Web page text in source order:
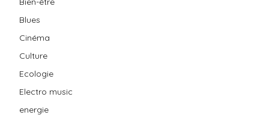
Blues
Cinéma
Culture
Ecologie
Electro music
energie